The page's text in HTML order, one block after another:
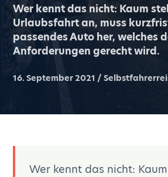
Wer kennt das nicht: Kaum
Urlaubsfahrt an, muss
passendes Auto her, welches
Anforderungen gerecht wird.
16. September 2021 /
Wer kennt das nicht: